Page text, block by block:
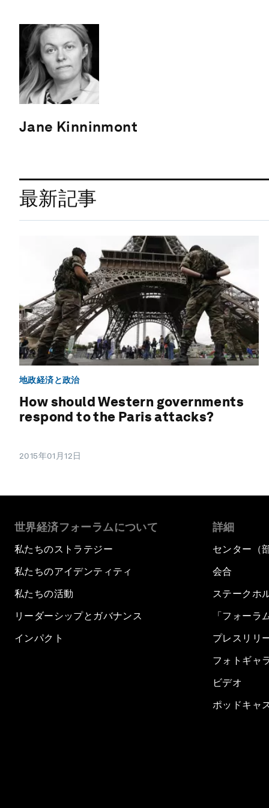
Jane Kinninmont
最新記事
地政経済と政治
How should Western governments
respond to the Paris attacks?
2015年01月12日
世界経済フォーラムについて
私たちのストラテジー
私たちのアイデンティティ
私たちの活動
リーダーシップとガバナンス
インパクト
詳細
センター（
会合
ステークホ
「フォーラ
プレスリリ
フォトギャ
ビデオ
ポッドキャ